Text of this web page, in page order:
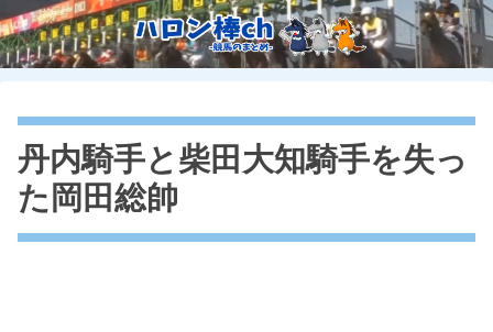
丹内騎手と柴田大知騎手を失っ
た岡田総帥